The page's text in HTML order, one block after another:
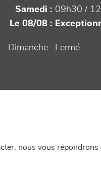
Samedi : 09h30 /
Le 08/08 :
Dimanche : Fermé
nous vous